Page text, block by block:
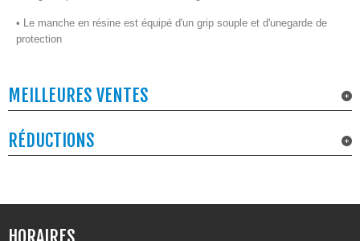
• Le manche en résine est équipé d'un grip souple et d'unegarde de
protection
MEILLEURES VENTES
RÉDUCTIONS
HORAIRES